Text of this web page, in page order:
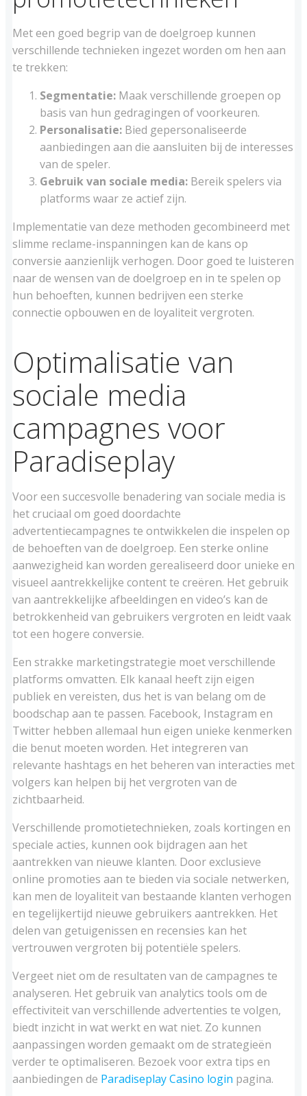
Met een goed begrip van de doelgroep kunnen
verschillende technieken ingezet worden om hen aan
te trekken:
Segmentatie: Maak verschillende groepen op
basis van hun gedragingen of voorkeuren.
Personalisatie: Bied gepersonaliseerde
aanbiedingen aan die aansluiten bij de interesses
van de speler.
Gebruik van sociale media: Bereik spelers via
platforms waar ze actief zijn.
Implementatie van deze methoden gecombineerd met
slimme reclame-inspanningen kan de kans op
conversie aanzienlijk verhogen. Door goed te luisteren
naar de wensen van de doelgroep en in te spelen op
hun behoeften, kunnen bedrijven een sterke
connectie opbouwen en de loyaliteit vergroten.
Optimalisatie van
sociale media
campagnes voor
Paradiseplay
Voor een succesvolle benadering van sociale media is
het cruciaal om goed doordachte
advertentiecampagnes te ontwikkelen die inspelen op
de behoeften van de doelgroep. Een sterke online
aanwezigheid kan worden gerealiseerd door unieke en
visueel aantrekkelijke content te creëren. Het gebruik
van aantrekkelijke afbeeldingen en video’s kan de
betrokkenheid van gebruikers vergroten en leidt vaak
tot een hogere conversie.
Een strakke marketingstrategie moet verschillende
platforms omvatten. Elk kanaal heeft zijn eigen
publiek en vereisten, dus het is van belang om de
boodschap aan te passen. Facebook, Instagram en
Twitter hebben allemaal hun eigen unieke kenmerken
die benut moeten worden. Het integreren van
relevante hashtags en het beheren van interacties met
volgers kan helpen bij het vergroten van de
zichtbaarheid.
Verschillende promotietechnieken, zoals kortingen en
speciale acties, kunnen ook bijdragen aan het
aantrekken van nieuwe klanten. Door exclusieve
online promoties aan te bieden via sociale netwerken,
kan men de loyaliteit van bestaande klanten verhogen
en tegelijkertijd nieuwe gebruikers aantrekken. Het
delen van getuigenissen en recensies kan het
vertrouwen vergroten bij potentiële spelers.
Vergeet niet om de resultaten van de campagnes te
analyseren. Het gebruik van analytics tools om de
effectiviteit van verschillende advertenties te volgen,
biedt inzicht in wat werkt en wat niet. Zo kunnen
aanpassingen worden gemaakt om de strategieën
verder te optimaliseren. Bezoek voor extra tips en
aanbiedingen de Paradiseplay Casino login pagina.